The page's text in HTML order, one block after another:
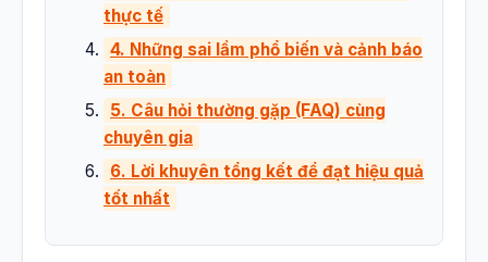
thực tế
4. Những sai lầm phổ biến và cảnh báo
an toàn
5. Câu hỏi thường gặp (FAQ) cùng
chuyên gia
6. Lời khuyên tổng kết để đạt hiệu quả
tốt nhất